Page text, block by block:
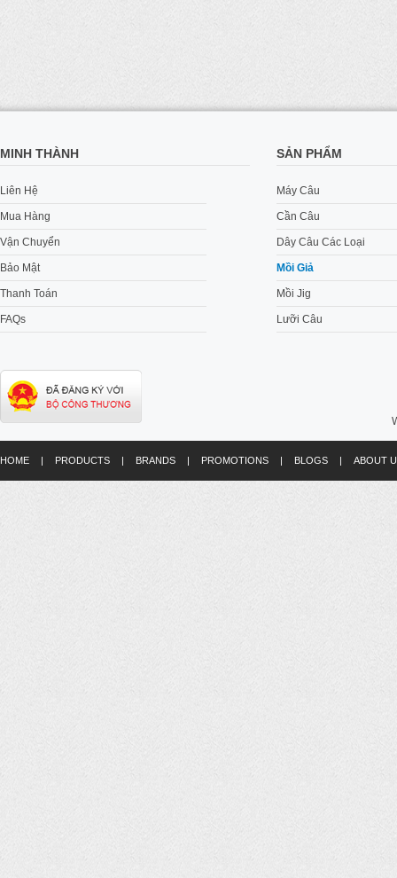
MINH THÀNH
Liên Hệ
Mua Hàng
Vận Chuyển
Bảo Mật
Thanh Toán
FAQs
SẢN PHẨM
Máy Câu
Cần Câu
Dây Câu Các Loại
Mồi Giả
Mồi Jig
Lưỡi Câu
HOME | PRODUCTS | BRANDS | PROMOTIONS | BLOGS | ABOUT